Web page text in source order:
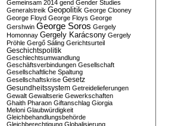
Gemeinsam 2014 gend Gender Studies
Generalstreik Geopolitik George Clooney
George Floyd George Floys George
Gershwin George Soros Gergely
Homonnay Gergely Karácsony Gergely
Pröhle Gergő Sáling Gerichtsurteil
Geschichtspolitik
Geschlechtsumwandlung
Geschäftsverbindungen Gesellschaft
Gesellschaftliche Spaltung
Gesellschaftskrise Gesetz
Gesundheitssystem Getreidelieferungen
Gewalt Gewaltserie Gewerkschaften
Ghaith Pharaon Giftanschlag Giorgia
Meloni Glaubwürdigkeit
Gleichbehandlungsbehörde
Gleichberechtigung Globalisierung